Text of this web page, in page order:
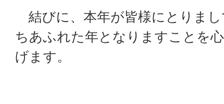
結びに、本年が皆様にとりま
ちあふれた年となりますことを
げます。